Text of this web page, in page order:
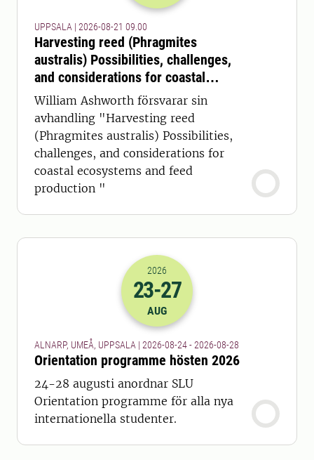
UPPSALA | 2026-08-21 09.00
Harvesting reed (Phragmites
australis) Possibilities, challenges,
and considerations for coastal
ecosystems and feed production
William Ashworth försvarar sin
avhandling "Harvesting reed
(Phragmites australis) Possibilities,
challenges, and considerations for
coastal ecosystems and feed
production "
2026-23-08 22:00
2026
23-27
AUG
ALNARP, UMEÅ, UPPSALA | 2026-08-24 - 2026-08-28
Orientation programme hösten 2026
24-28 augusti anordnar SLU
Orientation programme för alla nya
internationella studenter.